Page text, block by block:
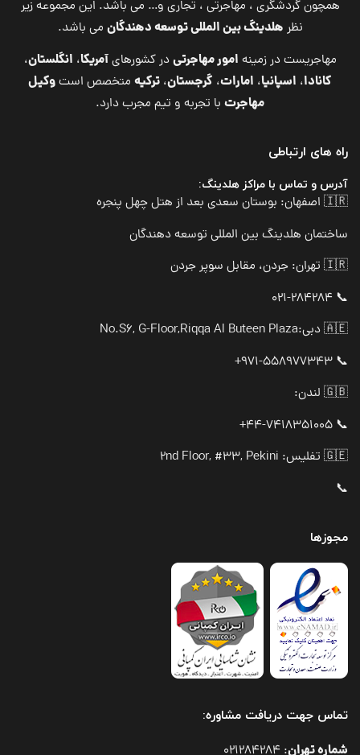
همچون گردشگری ، مهاجرتی ، تجاری و… می باشد. این مجموعه زیر
نظر هلدینگ بین المللی توسعه دهندگان می باشد.
مهاجریست در زمینه امور مهاجرتیدر کشورهایآمریکا، انگلستان،
کانادا، اسپانیا، امارات، گرجستان، ترکیه متخصص استوکیل
مهاجرت با تجربه و تیم مجرب دارد.
راه های ارتباطی
آدرس و تماس با مراکز هلدینگ:
🇮🇷 اصفهان: بوستان سعدی بعد از هتل چهل پنجره
ساختمان هلدینگ بین المللی توسعه دهندگان
🇮🇷 تهران: جردن، مقابل سوپر جردن
📞 021-284284
🇦🇪 دبی:
No.S6, G-Floor,Riqqa Al Buteen Plaza
📞 971-558977343+
🇬🇧 لندن:
📞 44-7418351005+
🇬🇪 تفلیس: 2nd Floor, #33, Pekini
📞
مجوزها
تماس جهت دریافت مشاوره:
شماره تهران:
021284284